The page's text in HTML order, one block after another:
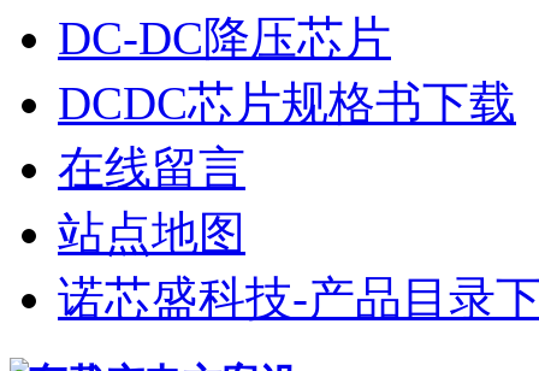
DC-DC降压芯片
DCDC芯片规格书下载
在线留言
站点地图
诺芯盛科技-产品目录